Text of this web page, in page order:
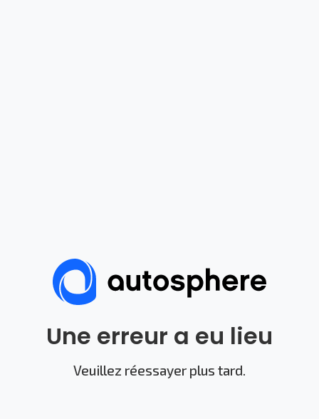
Une erreur a eu lieu
Veuillez réessayer plus tard.